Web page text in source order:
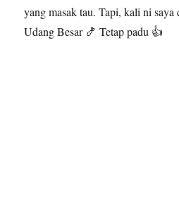
yang masak tau. Tapi, kali ni
Udang Besar 🍤 Tetap padu 👍